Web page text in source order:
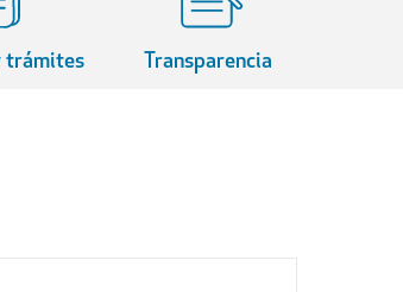
trámites Transparencia